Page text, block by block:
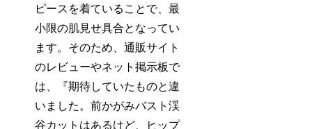
ピースを着ていることで、最
小限の肌見せ具合となってい
ます。そのため、通販サイト
のレビューやネット掲示板で
は、『期待していたものと違
いました。前かがみバスト渓
谷カットはあるけど、ヒップ